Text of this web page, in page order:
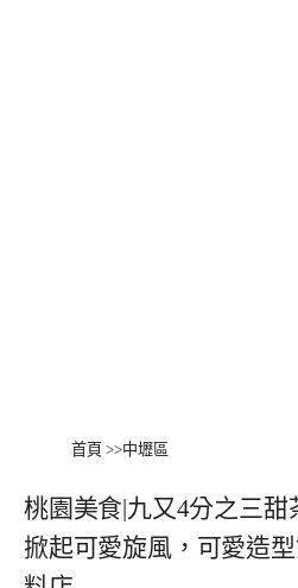
首頁 >>中壢區
桃園美食|九又4分之三
掀起可愛旋風，可愛造